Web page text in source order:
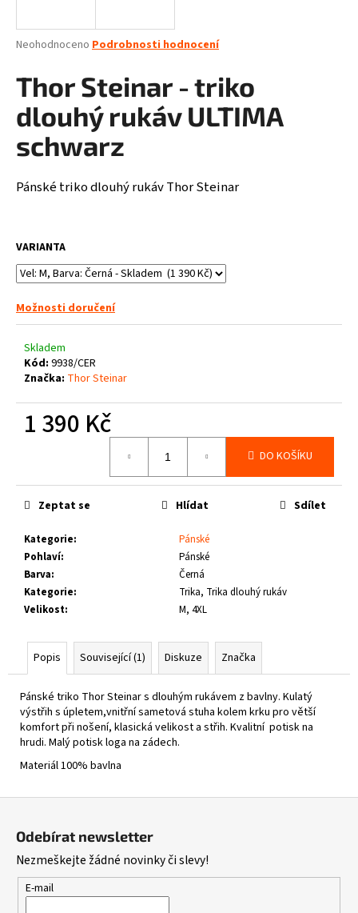
Průměrné
produktu
0,0
z
hvězdiček.
Neohodnoceno Podrobnosti hodnocení
Thor Steinar - triko
dlouhý rukáv ULTIMA
schwarz
Pánské triko dlouhý rukáv Thor Steinar
VARIANTA
Možnosti doručení
Skladem
Kód: 9938/CER
Značka: Thor Steinar
1 390 Kč
DO KOŠÍKU
Kategorie:
Pánské
Pohlaví:
Pánské
Barva:
Černá
Kategorie:
Trika, Trika dlouhý rukáv
Velikost: M, 4XL
Zeptat se Hlídat Sdílet
Popis Související (1) Diskuze Značka
Pánské triko Thor Steinar s dlouhým rukávem z bavlny. Kulatý
výstřih s úpletem,vnitřní sametová stuha kolem krku pro větší
komfort při nošení, klasická velikost a střih. Kvalitní potisk na
hrudi. Malý potisk loga na zádech.
Materiál 100% bavlna
j
t
?
HLEDAT
D
o
o
r
u
u
m
STEINAR
LEDVINKA
GUNGNIR
T.S.
LOGO
790
Kč
Odebírat newsletter
Nezmeškejte žádné novinky či slevy!
E-mail